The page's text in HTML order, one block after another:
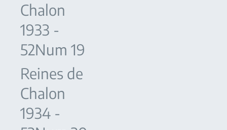
Chalon
1933 -
52Num 19
Reines de
Chalon
1934 -